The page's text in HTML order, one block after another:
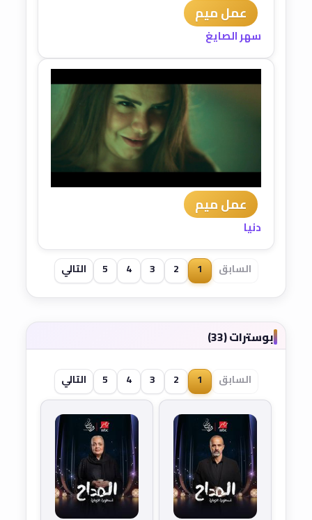
عمل ميم
سهر الصايغ
عمل ميم
دنيا
السابق 1
2
3
4
5 التالي
بوسترات (33)
السابق 1
2
3
4
5 التالي